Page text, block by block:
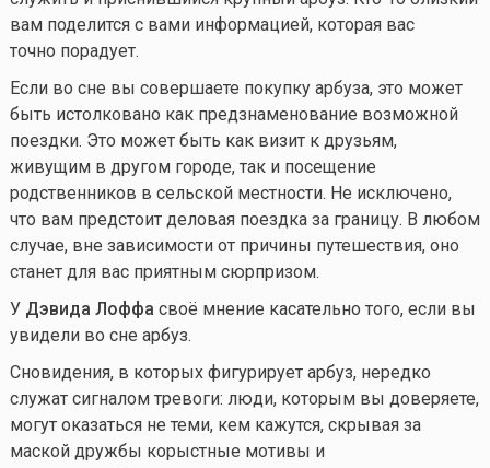
вам поделится с вами информацией, которая вас
точно порадует.
Если во сне вы совершаете покупку арбуза, это может
быть истолковано как предзнаменование возможной
поездки. Это может быть как визит к друзьям,
живущим в другом городе, так и посещение
родственников в сельской местности. Не исключено,
что вам предстоит деловая поездка за границу. В любом
случае, вне зависимости от причины путешествия, оно
станет для вас приятным сюрпризом.
У Дэвида Лоффа своё мнение касательно того, если вы
увидели во сне арбуз.
Сновидения, в которых фигурирует арбуз, нередко
служат сигналом тревоги: люди, которым вы доверяете,
могут оказаться не теми, кем кажутся, скрывая за
маской дружбы корыстные мотивы и